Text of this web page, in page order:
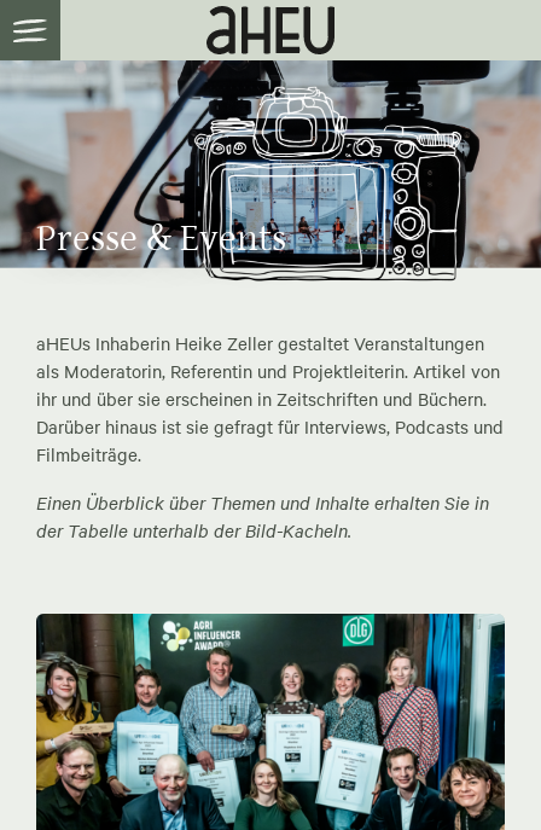
Presse & Events
aHEUs Inhaberin Heike Zeller gestaltet Veranstaltungen
als Moderatorin, Referentin und Projektleiterin. Artikel von
ihr und über sie erscheinen in Zeitschriften und Büchern.
Darüber hinaus ist sie gefragt für Interviews, Podcasts und
Filmbeiträge.
Einen Überblick über Themen und Inhalte erhalten Sie in
der Tabelle unterhalb der Bild-Kacheln.